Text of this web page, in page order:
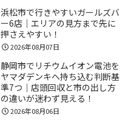
浜松市で行きやすいガールズバ
ー6店｜エリアの見方まで先に
押さえやすい！
2026年08月07日
静岡市でリチウムイオン電池を
ヤマダデンキへ持ち込む判断基
準7つ｜店頭回収と市の出し方
の違いが迷わず見える！
2026年08月06日